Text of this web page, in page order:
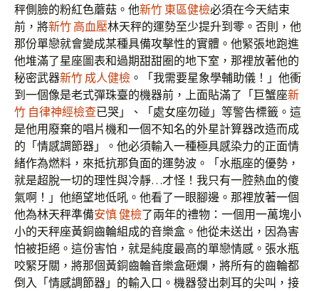
秤側臉的粉紅色蘑菇。他新竹 東區健檢必須在今天結束
前，將新竹 高血壓林天秤的運勢至少提升到零。否則，他
那份單戀就會變成某種具備攻擊性的實體。他緊張地跑進
他堆滿了星座圖表和過期甜甜圈的地下室，那裡放著他的
秘密武器新竹 成人健檢 。「我需要星象學輔助儀！」他衝
到一個像是老式彈珠臺的機器前，上面貼滿了「巨蟹座新
竹 自律神經檢查已哭」、「處女座勿碰」等警告標籤。這
是他用廢棄的唱片機和一個不知名的外星計算器改造而成
的「情感調節器」。他必須輸入一種極具感染力的正面情
緒作為燃料，來抵抗那負面的運勢波。「水瓶座的優勢，
就是超脫一切的理性與冷靜…才怪！我只有一腔熱血的傻
氣啊！」他絕望地低吼。他看了一眼腳邊。那裡放著一個
他為林天秤準備安慎 健檢了兩年的禮物：一個用一萬塊小
小的天秤座黃銅齒輪組成的音樂盒。他從未送出，因為害
怕被拒絕。這份害怕，就是純度最高的單戀情感。張水瓶
咬緊牙關，將那個黃銅齒輪音樂盒砸爛，將所有的齒輪都
倒入「情感調節器」的輸入口。機器發出刺耳的尖叫，接